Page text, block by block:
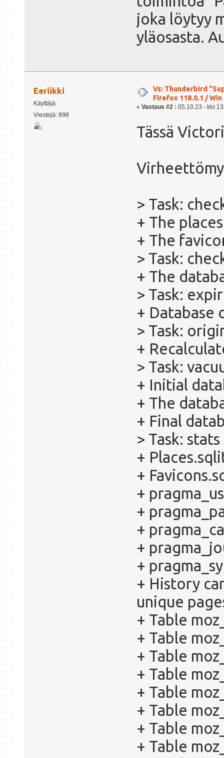
joka löytyy
yläosasta.
Eeriikki
Käyttäjä
Viestejä: 898
Vs: Thunderbird
Firefox 118.0.1 / Win
« Vastaus #2 : 05.10.23 -
Tässä
> Task:
+ The
+ The
> Task:
+ The
> Task:
+ Database
> Task:
+
> Task:
+ Initial
+ The
+ Final
> Task: stats
+
+
+
+
+
+
+
+ History
unique
+ Table
+ Table
+ Table
+ Table
+ Table
+ Table
+ Table
+ Table